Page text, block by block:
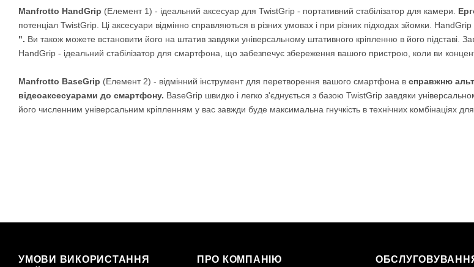
Manfrotto HandGrip (Елемент 1) - ідеальний аксесуар для TwistGrip - портативний стабілізатор для камери.
потенціал TwistGrip. Ці аксесуари відмінно справляються в різних умовах і при різних підходах зйомки.
". Ви також можете встановити його на штатив завдяки універсальному штативного кріпленню в його підставі.
HandGrip - ідеальний стабілізатор для смартфона, що забезпечує збереження вашого пристрою, коли ви
Manfrotto BaseGrip (Елемент 2) - відмінний інструмент для перетворення вашого смартфона в справжню
відеоаксесуарами до смартфону. BaseGrip швидко і легко з'єднується з базою TwistGrip завдяки
його численним універсальним кріпленням у вас завжди буде максимальна гнучкість в технічних комбінаціях
УМОВИ ВИКОРИСТАННЯ
ПРО КОМПАНІЮ ОБСЛУГОВУВАННЯ